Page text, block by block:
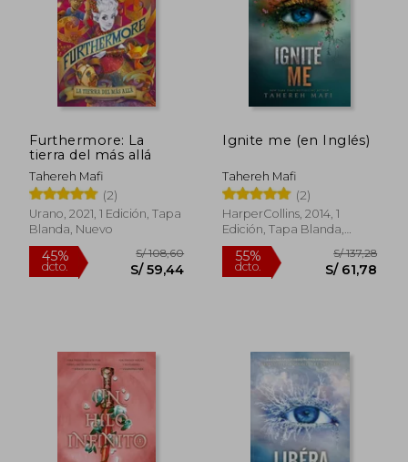
S/
Furthermore: La
tierra del más allá
Tahereh Mafi
(2)
Urano, 2021, 1 Edición, Tapa
Blanda, Nuevo
Ignite me (en Inglés)
Tahereh Mafi
(2)
HarperCollins, 2014, 1
Edición, Tapa Blanda,
Nuevo